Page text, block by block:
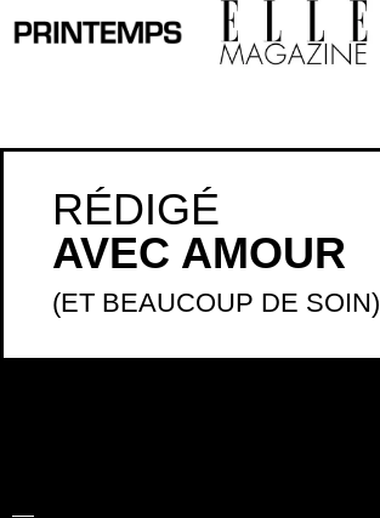
RÉDIGÉ
AVEC AMOUR
(ET BEAUCOUP DE SOIN)